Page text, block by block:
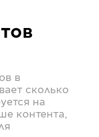
в
сколько
на
контента,